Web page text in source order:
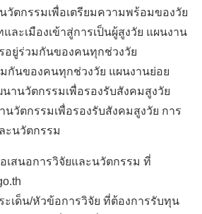
วัตกรรมเพื่อเตรียมความพร้อมของวัย
ละเมืองเข้าสู่การเป็นผู้สูงวัย แผนงาน
อยู่ร่วมกันของคนทุกช่วงวัย
มกันของคนทุกช่วงวัย แผนงานย่อย
านวัตกรรมเพื่อรองรับสังคมสูงวัย
นวัตกรรมเพื่อรองรับสังคมสูงวัย การ
ะนวัตกรรม
เสนอการวิจัยและนวัตกรรม ที่
ะเด็น/หัวข้อการวิจัย ที่ต้องการรับทุน